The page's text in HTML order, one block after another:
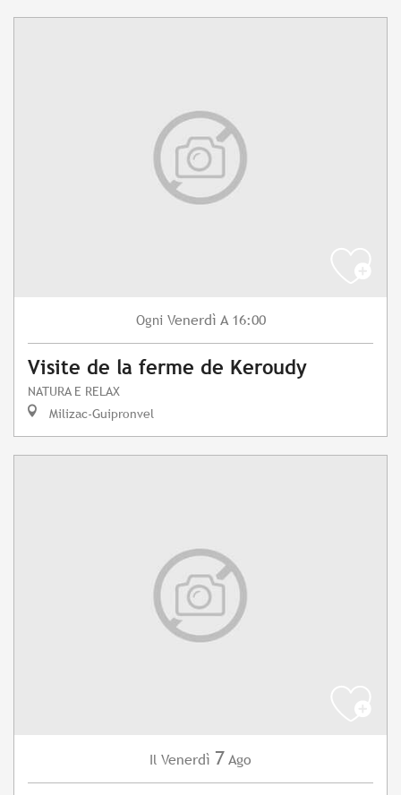
Ogni Venerdì A 16:00
Visite de la ferme de Keroudy
NATURA E RELAX
Milizac-Guipronvel
Il Venerdì 7 Ago